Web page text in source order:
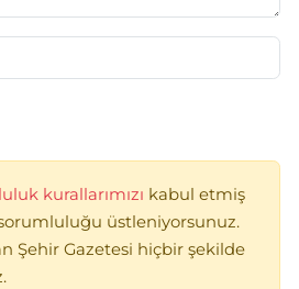
kurallarımızı kabul etmiş
üstleniyorsunuz.
Şehir Gazetesi hiçbir şekilde